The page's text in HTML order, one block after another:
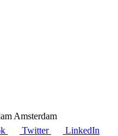
Amsterdam
Twitter LinkedIn